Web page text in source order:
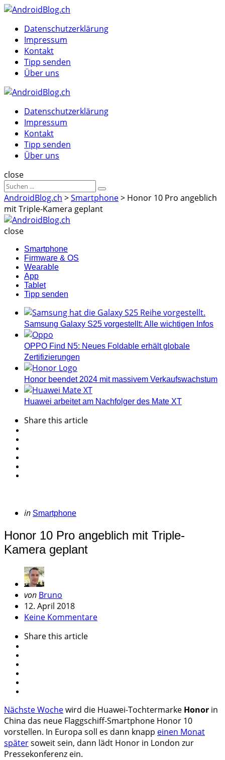
Menu
MenuDatenschutzerklärung
Impressum
Kontakt
Tipp senden
Über uns
Datenschutzerklärung
Impressum
Kontakt
Tipp senden
Über uns
Suche
close
Sucheergebnisse
für
Suche
AndroidBlog.ch >Smartphone> Honor 10 Pro angeblich
mit Triple-Kamera geplant
close
Smartphone
Firmware & OS
Wearable
App
Tablet
Tipp senden
Samsung Galaxy S25 vorgestellt: Alle wichtigen Infos
OPPO Find N5: Neues Foldable erhält globale
Zertifizierungen
Honor beendet 2024 mit massivem Verkaufswachstum
Huawei arbeitet am Nachfolger des Mate XT
Sharethis article
Categories
Posted
in Smartphone
Honor 10 Pro angeblich mit Triple-
Kamera geplant
Geschrieben
von
von Bruno
12. April 2018
Keine Kommentare
Sharethis article
Nächste Wochewird die Huawei-Tochtermarke Honor in
China das neue Flaggschiff-Smartphone Honor 10
vorstellen. In Europa soll es dann knapp einen Monat
spätersoweit sein, dann lädt Honor in London zur
Pressekonferenz ein.